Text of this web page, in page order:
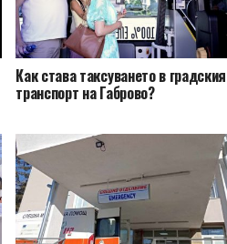
Как става таксуването в градския
транспорт на Габрово?